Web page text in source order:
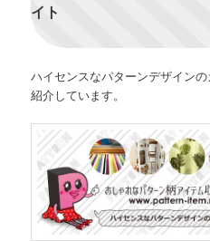
イト
ハイセンスなパターンデザイン
紹介しています。